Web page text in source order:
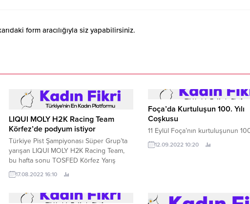
form aracılığıyla siz yapabilirsiniz.
LIQUI MOLY H2K Racing Team
Körfez’de podyum istiyor
Türkiye Pist Şampiyonası Süper Grup’ta
yarışan LIQUI MOLY H2K Racing Team,
bu hafta sonu TOSFED Körfez Yarış
Pisti’nde podyum için mücadele edecek
Otomobil sporlarına yeni sporcu
gelişimine katkı sağlamak amacıyla
17.08.2022 16:10
Foça’da Kurtuluşun 100. Yılı
Coşkusu
11 Eylül Foça’nın kurtuluşunun
12.09.2022 10:20